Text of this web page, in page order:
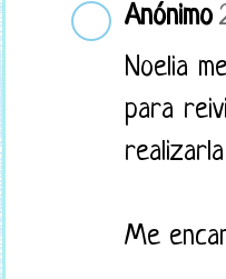
Anónimo
Noelia
para
Me